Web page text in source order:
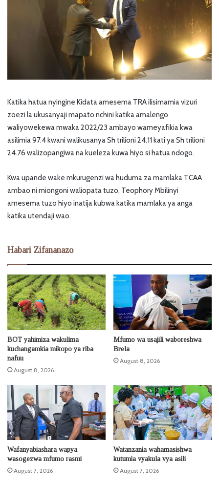
Katika hatua nyingine Kidata amesema TRA ilisimamia vizuri
zoezi la ukusanyaji mapato nchini katika amalengo
waliyowekewa mwaka 2022/23 ambayo wameyafikia kwa
asilimia 97.4 kwani walikusanya Sh trilioni 24.11 kati ya Sh trilioni
24.76 walizopangiwa na kueleza kuwa hiyo si hatua ndogo.
Kwa upande wake mkurugenzi wa huduma za mamlaka TCAA
ambao ni miongoni waliopata tuzo, Teophory Mbilinyi
amesema tuzo hiyo inatija kubwa katika mamlaka ya anga
katika utendaji wao.
Habari Zifananazo
BOT yahimiza wakulima
kuchangamkia mikopo ya riba
nafuu
August 8, 2026
Mfumo wa usajili waboreshwa
Brela
August 8, 2026
Wafanyabiashara wapya
wasogezwa mfumo rasmi
August 7, 2026
Watanzania wahamasishwa
kutumia vyakula vya asili
August 7, 2026